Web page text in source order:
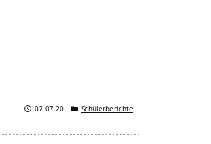
07.07.20 Schülerberichte